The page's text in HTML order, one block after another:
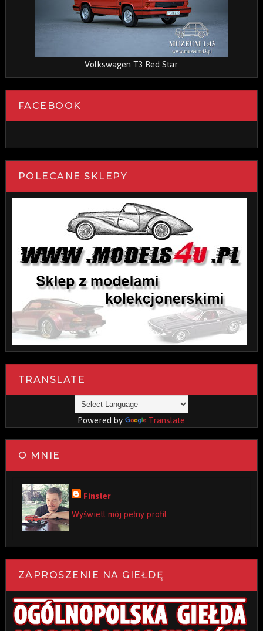
Volkswagen T3 Red Star
FACEBOOK
POLECANE SKLEPY
TRANSLATE
Powered by Translate
O MNIE
Finster
Wyświetl mój pełny profil
ZAPROSZENIE NA GIEŁDĘ